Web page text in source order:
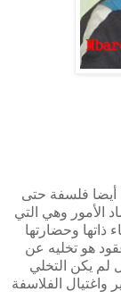
أيضا فلسفة حتى
الأمور وهي التي
ذاتها وحضارتها
هو تخليه عن
لم يكن التخلي
الفلاسفة